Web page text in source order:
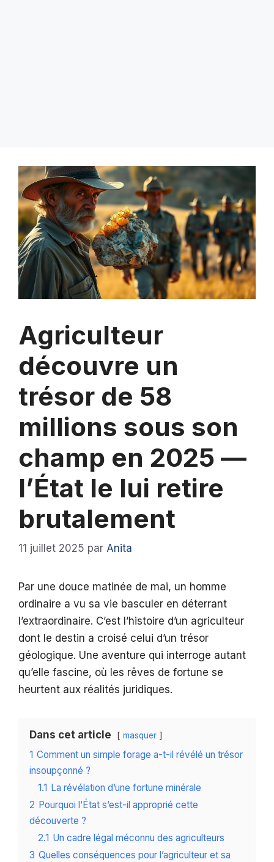
Agriculteur
découvre un
trésor de 58
millions sous son
champ en 2025 —
l’État le lui retire
brutalement
11 juillet 2025 par Anita
Par une douce matinée de mai, un homme
ordinaire a vu sa vie basculer en déterrant
l’extraordinaire. C’est l’histoire d’un agriculteur
dont le destin a croisé celui d’un trésor
géologique. Une aventure qui interroge autant
qu’elle fascine, où les rêves de fortune se
heurtent aux réalités juridiques.
Dans cet article masquer
1 Comment un simple forage a-t-il révélé un trésor
insoupçonné ?
1.1 La révélation d’une fortune minérale
2 Pourquoi l’État s’est-il approprié cette
découverte ?
2.1 Un cadre légal méconnu des agriculteurs
3 Quelles conséquences pour l’agriculteur et sa